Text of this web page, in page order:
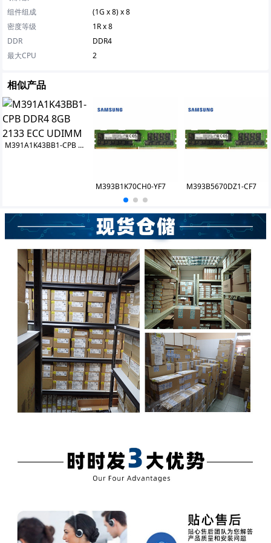
组件组成
(1G x 8) x 8
密度等级
1R x 8
DDR
DDR4
最大CPU
2
相似产品
M391A1K43BB1-CPB DDR4 8GB 2133 ECC UDIMM
M393B1K70CH0-YF7 M393B5670DZ1-CF7